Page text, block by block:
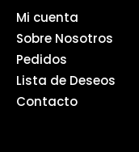
Mi cuenta
Sobre Nosotros
Pedidos
Lista de Deseos
Contacto